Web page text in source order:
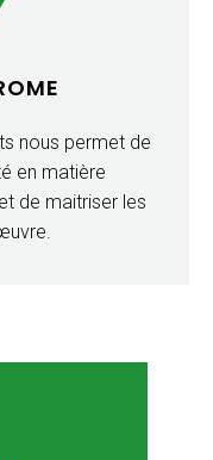
nous permet de
en matière
de maitriser les